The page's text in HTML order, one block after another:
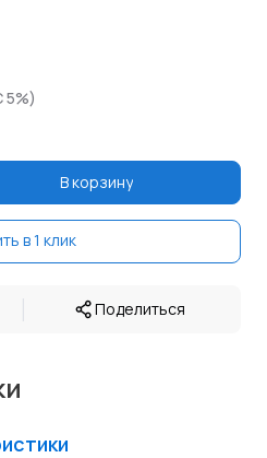
В корзину
в 1 клик
| Поделиться